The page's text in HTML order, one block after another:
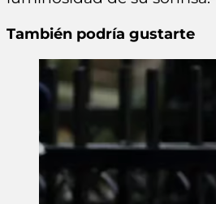
También podría gustarte